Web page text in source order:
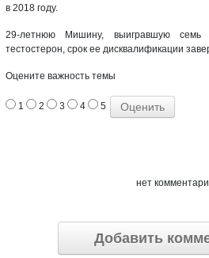
в 2018 году.
29-летнюю Мишину, выигравшую семь
тестостерон, срок ее дисквалификации
Оцените важность темы
1 2 3 4 5
нет
Добавить